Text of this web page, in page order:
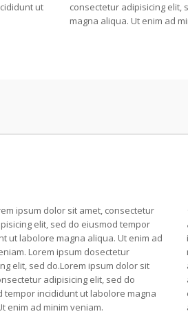
ut
consectetur adipisicing elit,
magna aliqua. Ut enim ad
ipsum dolor sit amet, consectetur
elit, sed do eiusmod tempor
ut labolore magna aliqua. Ut enim ad
Lorem ipsum dosectetur
elit, sed do.Lorem ipsum dolor sit
adipisicing elit, sed do
tempor incididunt ut labolore magna
enim ad minim veniam.